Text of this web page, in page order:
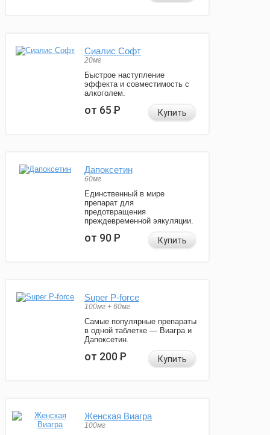
Сиалис Софт
20мг
Быстрое наступление
эффекта и совместимость с
алкоголем.
от 65Р Купить
Дапоксетин
60мг
Единственный в мире
препарат для
предотвращения
преждевременной эякуляции.
от 90Р Купить
Super P-force
100мг + 60мг
Самые популярные препараты
в одной таблетке — Виагра и
Дапоксетин.
от 200Р Купить
Женская Виагра
100мг